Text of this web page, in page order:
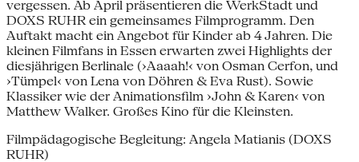
vergessen. Ab April präsentieren die WerkStadt und
DOXS RUHR ein gemeinsames Filmprogramm. Den
Auftakt macht ein Angebot für Kinder ab 4 Jahren. Die
kleinen Filmfans in Essen erwarten zwei Highlights der
diesjährigen Berlinale (›Aaaah!‹ von Osman Cerfon, und
›Tümpel‹ von Lena von Döhren & Eva Rust). Sowie
Klassiker wie der Animationsfilm ›John & Karen‹ von
Matthew Walker. Großes Kino für die Kleinsten.
Filmpädagogische Begleitung: Angela Matianis (DOXS
RUHR)